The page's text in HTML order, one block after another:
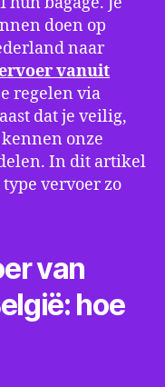
doen op
naar
vanuit
regelen via
dat je veilig,
onze
In dit artikel
vervoer zo
van
hoe